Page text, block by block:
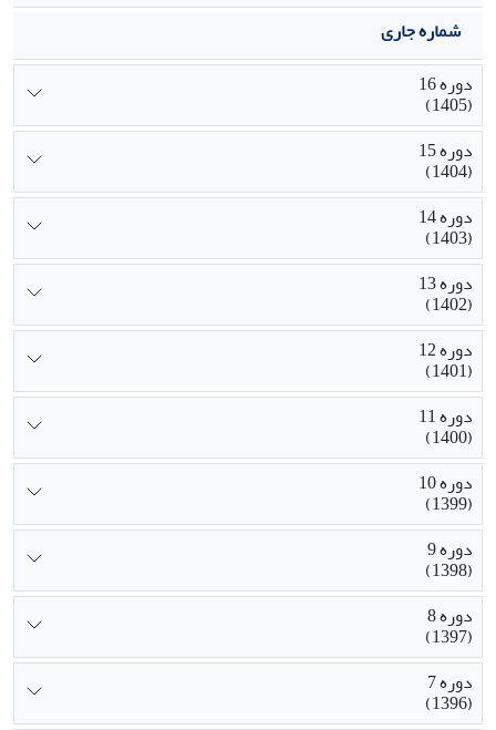
هم‌زمان‌سازی چندحالته بر پایه مدل فازی چندجمله‌ای و کشف
خطای آن یک روش ماسک‌گذاری آشوبی به‌منظور رمزنگاری تصاویر
مربوط به بیماران پیشنهاد شده است.
شماره جاری
دوره 16
(1405)
دوره 15
(1404)
دوره 14
(1403)
دوره 13
(1402)
دوره 12
(1401)
دوره 11
(1400)
دوره 10
(1399)
دوره 9
(1398)
دوره 8
(1397)
دوره 7
(1396)